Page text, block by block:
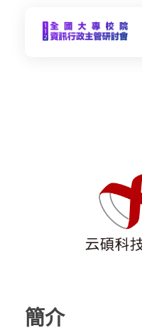
簡介